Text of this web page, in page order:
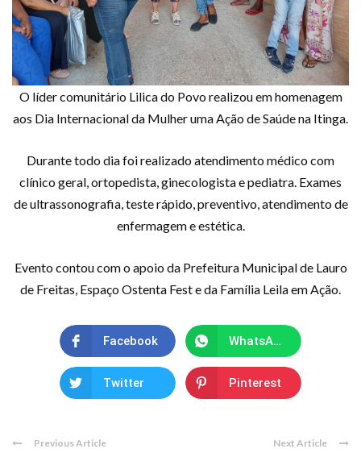
O líder comunitário Lilica do Povo realizou em homenagem
aos Dia Internacional da Mulher uma Ação de Saúde na Itinga.
Durante todo dia foi realizado atendimento médico com
clínico geral, ortopedista, ginecologista e pediatra. Exames
de ultrassonografia, teste rápido, preventivo, atendimento de
enfermagem e estética.
Evento contou com o apoio da Prefeitura Municipal de Lauro
de Freitas, Espaço Ostenta Fest e da Família Leila em Ação.
Facebook WhatsApp
Twitter Pinterest
Previous Article Next Article